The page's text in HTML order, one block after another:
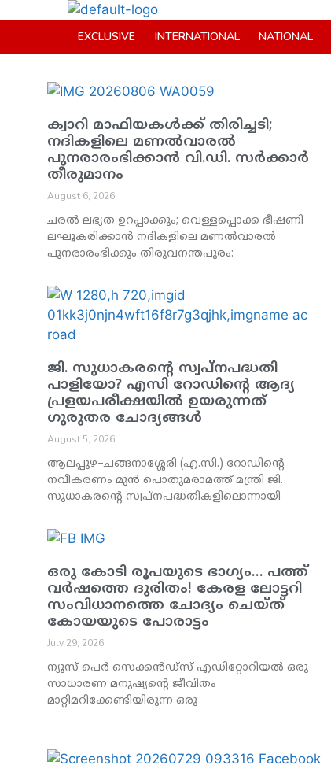
EXCLUSIVE INTERNATIONAL NATIONAL
ക്വാറി മാഫിയകൾക്ക് തിരിച്ചടി;
നദികളിലെ മണൽവാരൽ
പുനരാരംഭിക്കാൻ വി.ഡി. സർക്കാർ
തീരുമാനം
August 6, 2026
ചരൽ ലഭ്യത ഉറപ്പാക്കും; വെള്ളപ്പൊക്ക ഭീഷണി
ലഘൂകരിക്കാൻ നദികളിലെ മണൽവാരൽ
പുനരാരംഭിക്കും തിരുവനന്തപുരം:
ജി. സുധാകരന്റെ സ്വപ്നപദ്ധതി
പാളിയോ? എസി റോഡിന്റെ ആദ്യ
പ്രളയപരീക്ഷയിൽ ഉയരുന്നത്
ഗുരുതര ചോദ്യങ്ങൾ
August 5, 2026
ആലപ്പുഴ–ചങ്ങനാശ്ശേരി (എ.സി.) റോഡിന്റെ
നവീകരണം മുൻ പൊതുമരാമത്ത് മന്ത്രി ജി.
സുധാകരന്റെ സ്വപ്നപദ്ധതികളിലൊന്നായി
ഒരു കോടി രൂപയുടെ ഭാഗ്യം… പത്ത്
വർഷത്തെ ദുരിതം! കേരള ലോട്ടറി
സംവിധാനത്തെ ചോദ്യം ചെയ്ത്
കോയയുടെ പോരാട്ടം
July 29, 2026
ന്യൂസ് പെർ സെക്കൻഡ്സ് എഡിറ്റോറിയൽ ഒരു
സാധാരണ മനുഷ്യന്റെ ജീവിതം
മാറ്റിമറിക്കേണ്ടിയിരുന്ന ഒരു